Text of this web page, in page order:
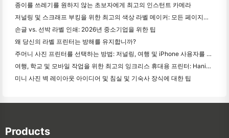
종이를 쓰레기를 원하지 않는 초보자에게 최고의 인스턴트 카메라
저널링 및 스크래프 부킹을 위한 최고의 색상 라벨 메이커: 모든 페이지에 더 많은 색상을 추가
손글 vs. 선박 라벨 인쇄: 2026년 중소기업을 위한 팁
왜 당신의 라벨 프린터는 방해를 유지합니까?
주머니 사진 프린터를 선택하는 방법: 저널링, 여행 및 iPhone 사용자를 위한 완전한 가이드
여행, 학교 및 모바일 작업을 위한 최고의 잉크리스 휴대용 프린터: Hanin MT620 Pro 리뷰
미니 사진 벽 레이아웃 아이디어 및 침실 및 기숙사 장식에 대한 팁
Products